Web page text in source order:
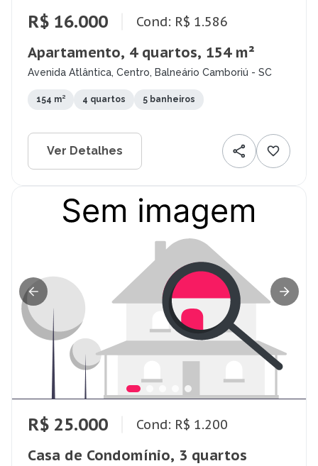
R$ 16.000 Cond: R$ 1.586
Apartamento, 4 quartos, 154 m²
Avenida Atlântica, Centro, Balneário Camboriú - SC
154 m² 4 quartos 5 banheiros
Ver Detalhes
R$ 25.000 Cond: R$ 1.200
Casa de Condomínio, 3 quartos